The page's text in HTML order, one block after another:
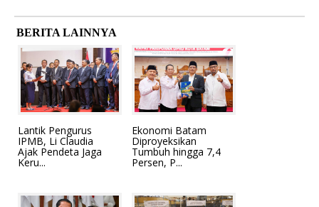
BERITA LAINNYA
Lantik Pengurus
IPMB, Li Claudia
Ajak Pendeta Jaga
Keru...
Ekonomi Batam
Diproyeksikan
Tumbuh hingga 7,4
Persen, P...